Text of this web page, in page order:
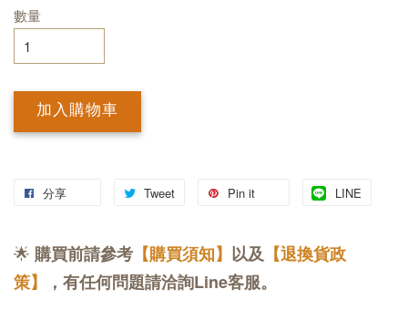
數量
加入購物車
分享 Tweet Pin it LINE
🌟 購買前請參考 【購買須知】 以及 【退換貨政
策】
，有任何問題請洽詢Line客服。